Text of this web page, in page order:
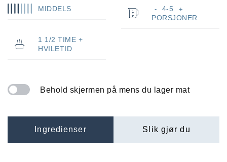
MIDDELS - 4-5 +
PORSJONER
1 1/2 TIME +
HVILETID
Behold skjermen på mens du lager mat
Ingredienser Slik gjør du